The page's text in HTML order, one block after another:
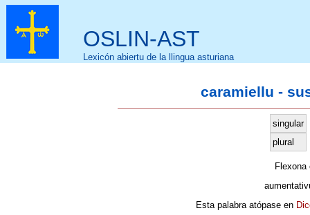
OSLIN-AST
Lexicón abiertu de la llingua asturiana
caramiellu -
singular
plural
Esta palabra atópase en